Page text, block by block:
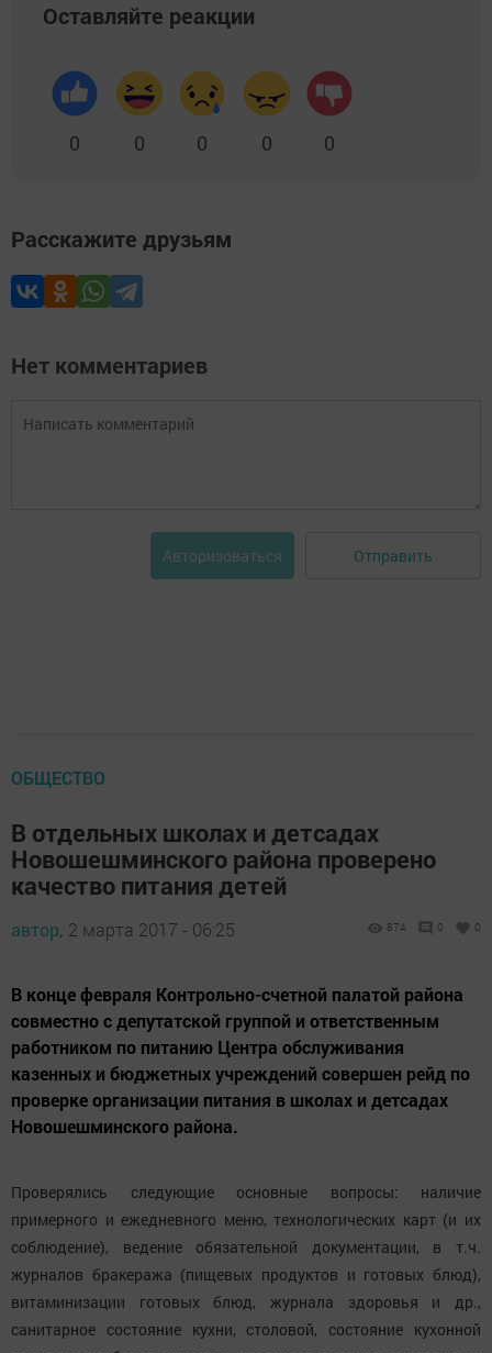
Оставляйте реакции
0 0 0 0 0
Расскажите друзьям
Нет комментариев
Авторизоваться Отправить
ОБЩЕСТВО
В отдельных школах и детсадах
Новошешминского района проверено
качество питания детей
автор, 2 марта 2017 - 06:25 874 0 0
В конце февраля Контрольно-счетной палатой района
совместно с депутатской группой и ответственным
работником по питанию Центра обслуживания
казенных и бюджетных учреждений совершен рейд по
проверке организации питания в школах и детсадах
Новошешминского района.
Проверялись следующие основные вопросы: наличие
примерного и ежедневного меню, технологических карт (и их
соблюдение), ведение обязательной документации, в т.ч.
журналов бракеража (пищевых продуктов и готовых блюд),
витаминизации готовых блюд, журнала здоровья и др.,
санитарное состояние кухни, столовой, состояние кухонной